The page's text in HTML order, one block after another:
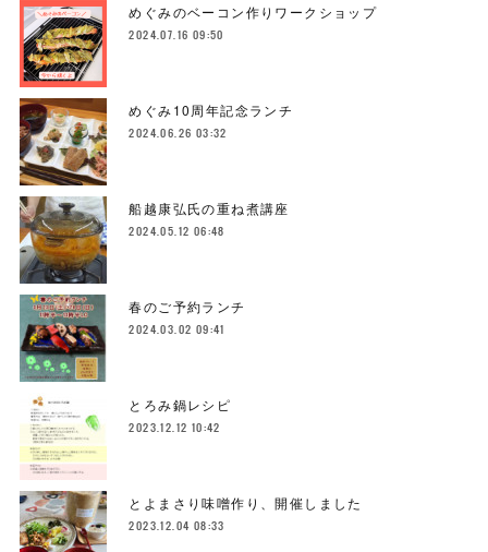
めぐみのベーコン作りワークショップ
2024.07.16 09:50
めぐみ10周年記念ランチ
2024.06.26 03:32
船越康弘氏の重ね煮講座
2024.05.12 06:48
春のご予約ランチ
2024.03.02 09:41
とろみ鍋レシピ
2023.12.12 10:42
とよまさり味噌作り、開催しました
2023.12.04 08:33